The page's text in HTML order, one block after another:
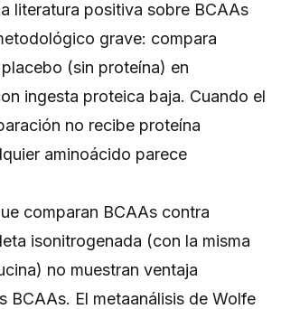
literatura positiva sobre BCAAs
grave: compara
(sin proteína) en
ingesta proteica baja. Cuando el
no recibe proteína
aminoácido parece
comparan BCAAs contra
isonitrogenada (con la misma
no muestran ventaja
BCAAs. El metaanálisis de Wolfe